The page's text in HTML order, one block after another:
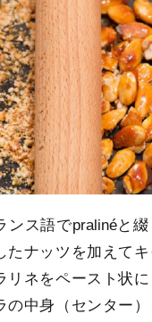
ンス語でpralinéと
たナッツを加えて
リネをペースト状
の中身（センター